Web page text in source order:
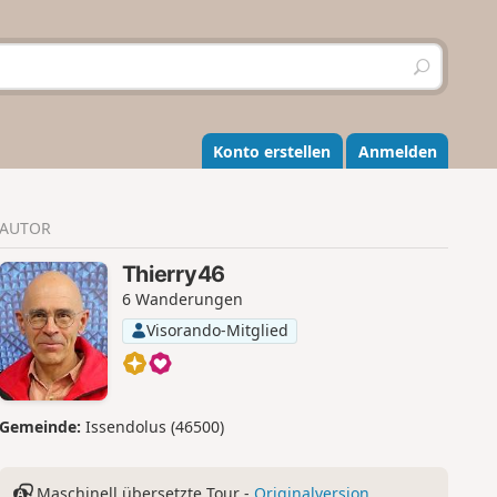
S
u
h
e
n
Konto erstellen Anmelden
AUTOR
Thierry46
6 Wanderungen
Visorando-Mitglied
Gemeinde: Issendolus (46500)
Maschinell übersetzte Tour - Originalversion